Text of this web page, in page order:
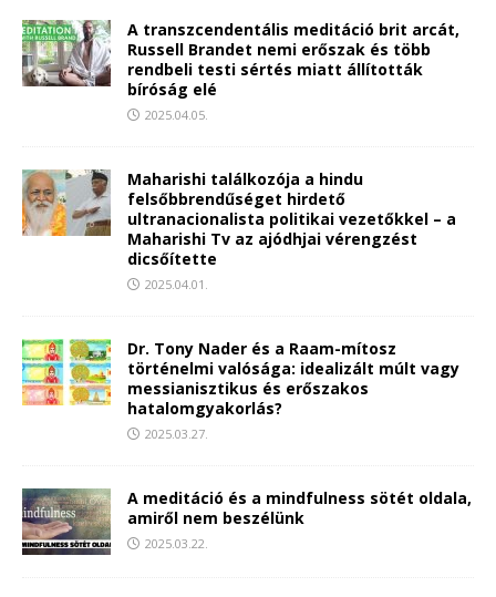
A transzcendentális meditáció brit arcát,
Russell Brandet nemi erőszak és több
rendbeli testi sértés miatt állították
bíróság elé
2025.04.05.
Maharishi találkozója a hindu
felsőbbrendűséget hirdető
ultranacionalista politikai vezetőkkel – a
Maharishi Tv az ajódhjai vérengzést
dicsőítette
2025.04.01.
Dr. Tony Nader és a Raam-mítosz
történelmi valósága: idealizált múlt vagy
messianisztikus és erőszakos
hatalomgyakorlás?
2025.03.27.
A meditáció és a mindfulness sötét oldala,
amiről nem beszélünk
2025.03.22.